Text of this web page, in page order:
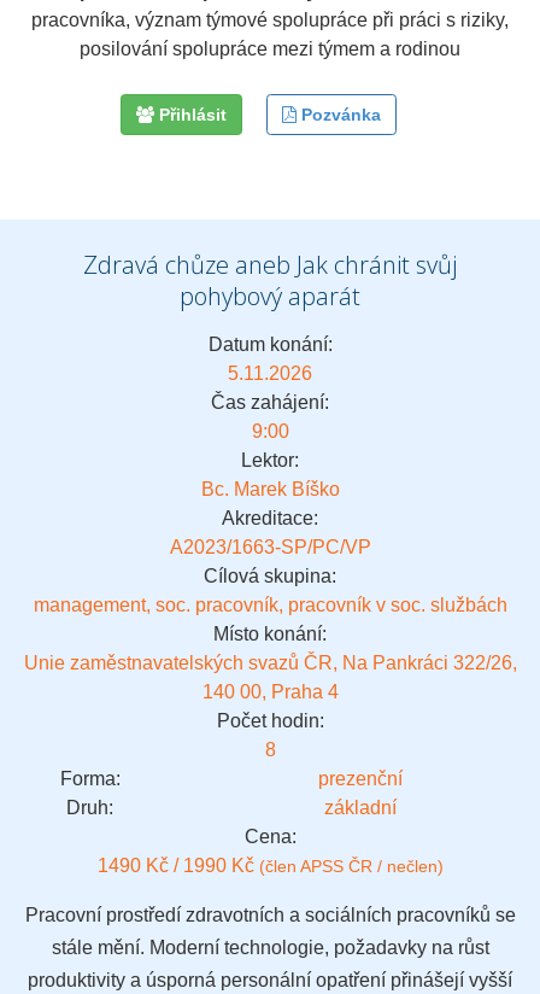
pracovníka, význam týmové spolupráce při práci s riziky,
posilování spolupráce mezi týmem a rodinou
Přihlásit Pozvánka
Zdravá chůze aneb Jak chránit svůj
pohybový aparát
Datum konání:
5.11.2026
Čas zahájení:
9:00
Lektor:
Bc. Marek Bíško
Akreditace:
A2023/1663-SP/PC/VP
Cílová skupina:
management, soc. pracovník, pracovník v soc. službách
Místo konání:
Unie zaměstnavatelských svazů ČR, Na Pankráci 322/26,
140 00, Praha 4
Počet hodin:
8
Forma:
prezenční
Druh:
základní
Cena:
1490 Kč / 1990 Kč (člen APSS ČR / nečlen)
Pracovní prostředí zdravotních a sociálních pracovníků se
stále mění. Moderní technologie, požadavky na růst
produktivity a úsporná personální opatření přinášejí vyšší